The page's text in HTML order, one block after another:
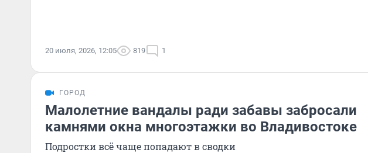
20 июля, 2026, 12:05 819 1
ГОРОД
Малолетние вандалы ради забавы забросали
камнями окна многоэтажки во Владивостоке
Подростки всё чаще попадают в сводки